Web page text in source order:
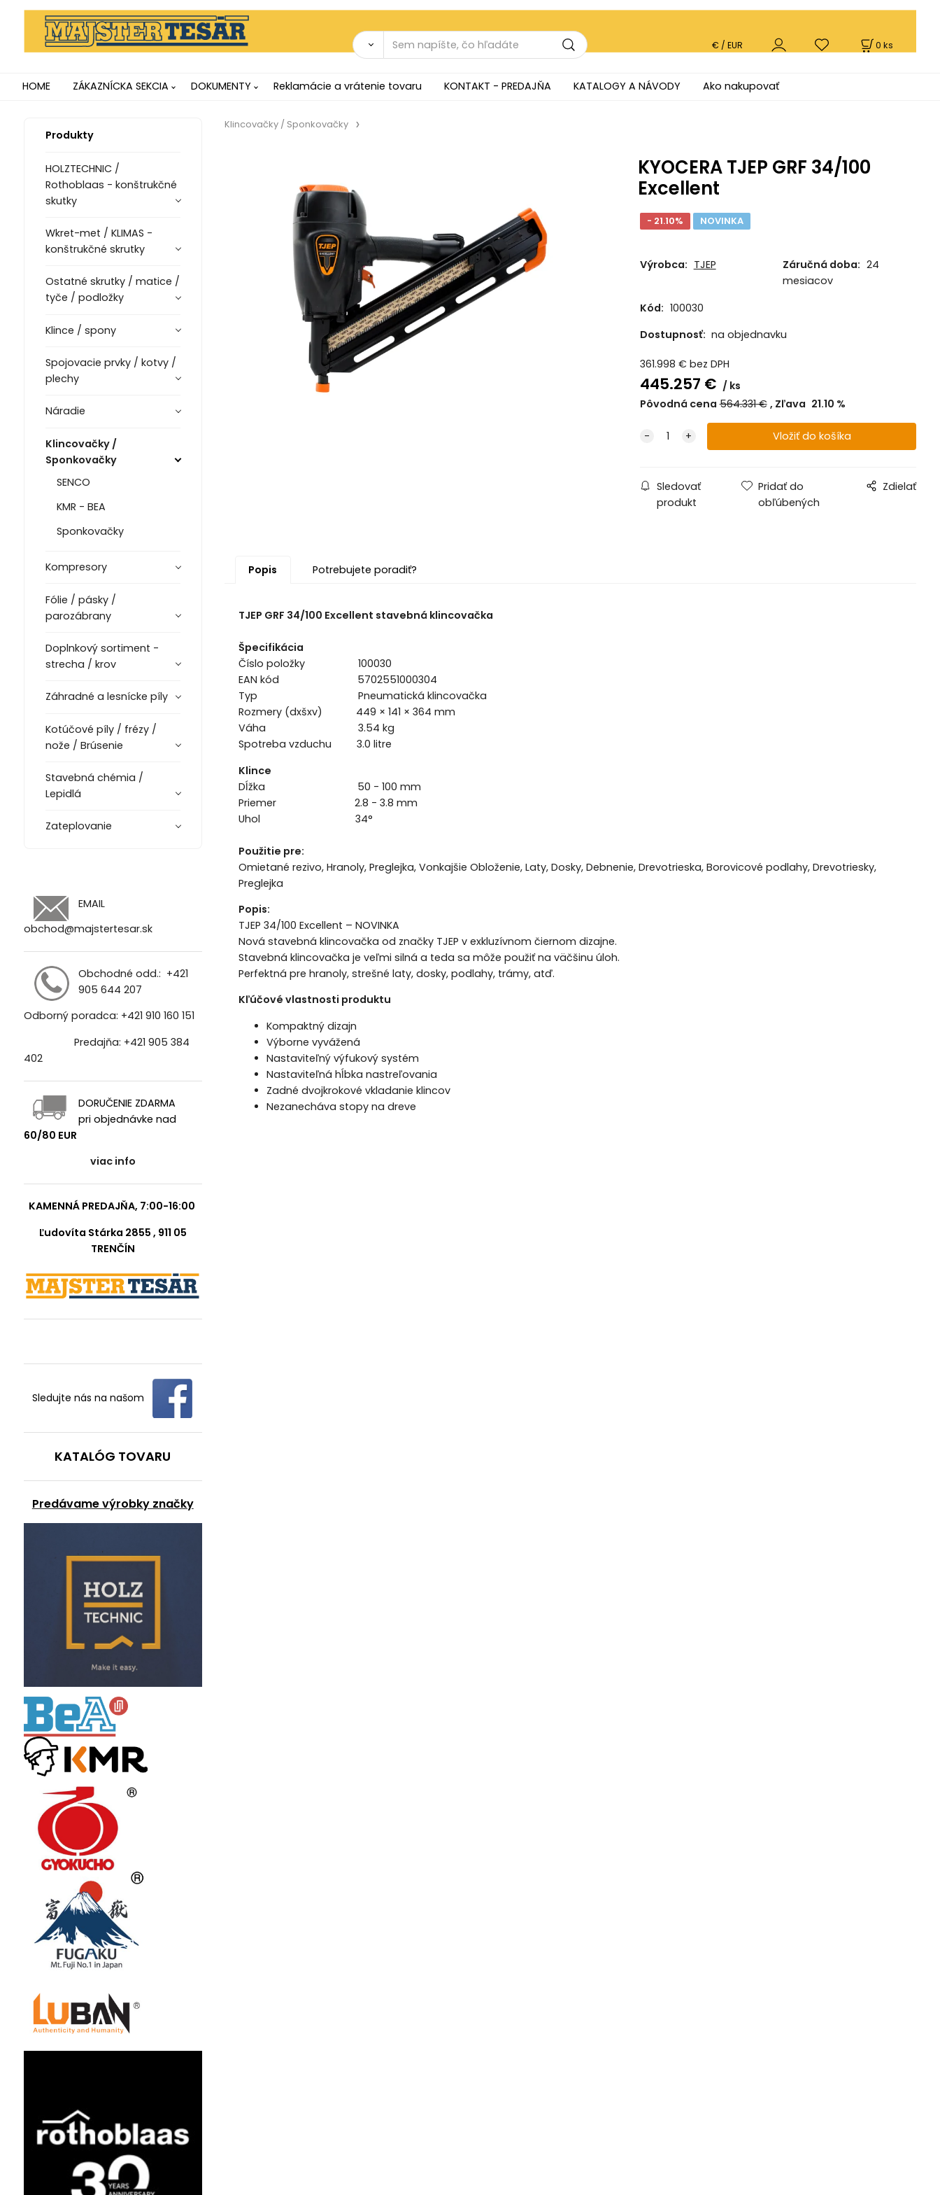
0 ks
€ / EUR
HOME ZÁKAZNÍCKA SEKCIA DOKUMENTY Reklamácie a vrátenie tovaru KONTAKT - PREDAJŇA KATALOGY A NÁVODY Ako nakupovať
Produkty
HOLZTECHNIC /
Rothoblaas - konštrukčné
skutky
Wkret-met / KLIMAS -
konštrukčné skrutky
Ostatné skrutky / matice /
tyče / podložky
Klince / spony
Spojovacie prvky / kotvy /
plechy
Náradie
Klincovačky /
Sponkovačky
SENCO
KMR - BEA
Sponkovačky
Kompresory
Fólie / pásky /
parozábrany
Doplnkový sortiment -
strecha / krov
Záhradné a lesnícke píly
Kotúčové píly / frézy /
nože / Brúsenie
Stavebná chémia /
Lepidlá
Zateplovanie
EMAIL
obchod@majstertesar.sk
Obchodné odd.: +421
905 644 207
Odborný poradca: +421 910 160 151
Predajňa: +421 905 384
402
DORUČENIE ZDARMA
pri objednávke nad
60/80 EUR
viac info
KAMENNÁ PREDAJŇA, 7:00-16:00
Ľudovíta Stárka 2855 , 911 05
TRENČÍN
Sledujte nás na našom
KATALÓG TOVARU
Predávame výrobky značky
Klincovačky / Sponkovačky
KYOCERA TJEP GRF 34/100
Excellent
- 21.10% NOVINKA
Výrobca: TJEP Záručná doba: 24
mesiacov
Kód: 100030
Dostupnosť: na objednavku
361.998 € bez DPH
445.257 €
ks
Pôvodná cena 564.331€ Zľava 21.10 %
Sledovať
produkt
Pridať do
obľúbených
Zdielať
Popis Potrebujete poradiť?
TJEP GRF 34/100 Excellent stavebná klincovačka
Špecifikácia
Číslo položky 100030
EAN kód 5702551000304
Typ Pneumatická klincovačka
Rozmery (dxšxv) 449 × 141 × 364 mm
Váha 3.54 kg
Spotreba vzduchu 3.0 litre
Klince
Dĺžka 50 - 100 mm
Priemer 2.8 - 3.8 mm
Uhol 34°
Použitie pre:
Omietané rezivo, Hranoly, Preglejka, Vonkajšie Obloženie, Laty, Dosky, Debnenie, Drevotrieska, Borovicové podlahy, Drevotriesky,
Preglejka
Popis:
TJEP 34/100 Excellent – NOVINKA
Nová stavebná klincovačka od značky TJEP v exkluzívnom čiernom dizajne.
Stavebná klincovačka je veľmi silná a teda sa môže použiť na väčšinu úloh.
Perfektná pre hranoly, strešné laty, dosky, podlahy, trámy, atď.
Kľúčové vlastnosti produktu
Kompaktný dizajn
Výborne vyvážená
Nastaviteľný výfukový systém
Nastaviteľná hĺbka nastreľovania
Zadné dvojkrokové vkladanie klincov
Nezanecháva stopy na dreve